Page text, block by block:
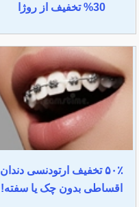
30% تخفیف از روژا
۵۰٪ تخفیف ارتودنسی دندان
اقساطی بدون چک یا سفته!